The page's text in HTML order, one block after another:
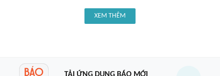
XEM THÊM